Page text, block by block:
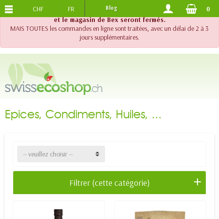
!! Important !! Jusqu'au 20 août 2026, le support téléphonique
et le magasin de Bex seront fermés.
MAIS TOUTES les commandes en ligne sont traitées, avec un délai de 2 à 3
jours supplémentaires.
PORTS OFFERTS DES 120.-
CHF FR Blog 0
Epices, Condiments, Huiles, ...
-- veuillez choisir --
Filtrer (cette catégorie)